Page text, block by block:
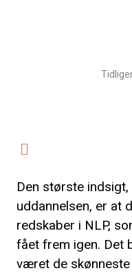
Den største
uddannelsen, er at
redskaber i NLP,
fået frem igen. Det
været de skønneste